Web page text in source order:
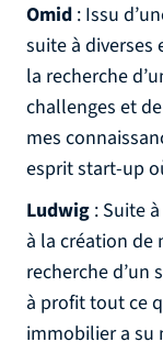
Omid : Issu
suite à diverses
la recherche
challenges et
mes
esprit start-up
Ludwig : Suite
à la création de
recherche
à profit tout ce
immobilier a su